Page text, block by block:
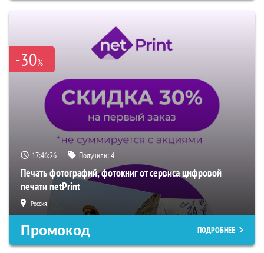
-30%
17:46:25 Получили:4
Печать фотографий, фотокниг от сервиса цифровой
печати netPrint
Россия
Промокод ПОДРОБНЕЕ